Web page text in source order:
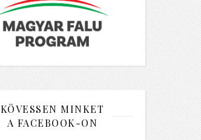
KÖVESSEN MINKET
A FACEBOOK-ON